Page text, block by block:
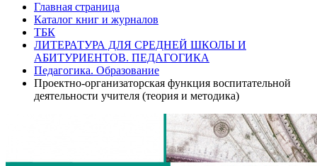
Главная страница
Каталог книг и журналов
ТБК
ЛИТЕРАТУРА ДЛЯ СРЕДНЕЙ ШКОЛЫ И
АБИТУРИЕНТОВ. ПЕДАГОГИКА
Педагогика. Образование
Проектно-организаторская функция воспитательной
деятельности учителя (теория и методика)